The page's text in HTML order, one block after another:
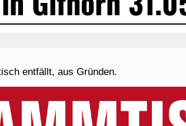
entfällt, aus Gründen.